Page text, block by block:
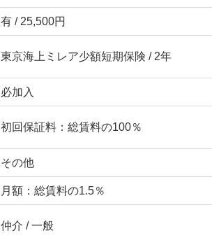
有 / 25,500円
東京海上ミレア少額短期保険 / 2年
必加入
初回保証料：総賃料の100％
その他
月額：総賃料の1.5％
仲介 / 一般